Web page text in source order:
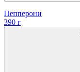
Пепперони
390 г